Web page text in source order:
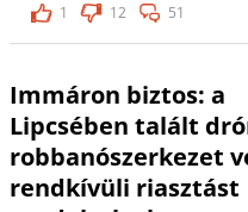
1
12 51
Immáron biztos: a
Lipcsében talált
robbanószerkezet
rendkívüli riasztást